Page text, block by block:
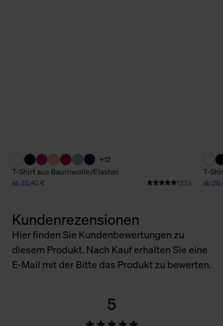
+12
T-Shirt aus Baumwolle/Elastan
ab 28,40 € 1339
T-
ab
Kundenrezensionen
Hier finden Sie Kundenbewertungen zu
diesem Produkt. Nach Kauf erhalten Sie eine
E-Mail mit der Bitte das Produkt zu bewerten.
5